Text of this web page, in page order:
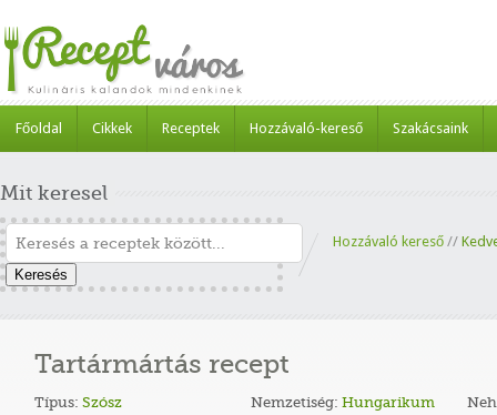
Főoldal Cikkek Receptek Hozzávaló-kereső Szakácsaink
Mit keresel
Keresés
Hozzávaló kereső //
Tartármártás recept
Típus: Szósz Nemzetiség: Hungarikum